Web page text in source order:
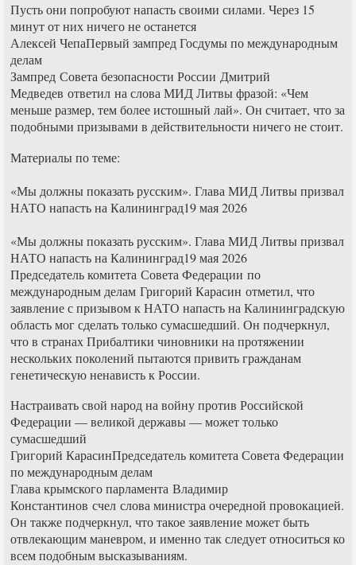
Пусть они попробуют напасть своими силами. Через 15
минут от них ничего не останется
Алексей ЧепаПервый зампред Госдумы по международным
делам
Зампред Совета безопасности России Дмитрий
Медведев ответил на слова МИД Литвы фразой: «Чем
меньше размер, тем более истошный лай». Он считает, что за
подобными призывами в действительности ничего не стоит.
Материалы по теме:
«Мы должны показать русским». Глава МИД Литвы призвал
НАТО напасть на Калининград19 мая 2026
«Мы должны показать русским». Глава МИД Литвы призвал
НАТО напасть на Калининград19 мая 2026
Председатель комитета Совета Федерации по
международным делам Григорий Карасин отметил, что
заявление с призывом к НАТО напасть на Калининградскую
область мог сделать только сумасшедший. Он подчеркнул,
что в странах Прибалтики чиновники на протяжении
нескольких поколений пытаются привить гражданам
генетическую ненависть к России.
Настраивать свой народ на войну против Российской
Федерации — великой державы — может только
сумасшедший
Григорий КарасинПредседатель комитета Совета Федерации
по международным делам
Глава крымского парламента Владимир
Константинов счел слова министра очередной провокацией.
Он также подчеркнул, что такое заявление может быть
отвлекающим маневром, и именно так следует относиться ко
всем подобным высказываниям.